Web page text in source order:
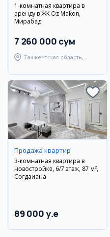
1-комнатная квартира в
аренду в ЖК Oz Makon,
Мирабад
7 260 000 сум
Ташкентская область,
Продажа квартир
3-комнатная квартира в
новостройке, 6/7 этаж, 87 м²,
Согдаиана
89 000 y.e